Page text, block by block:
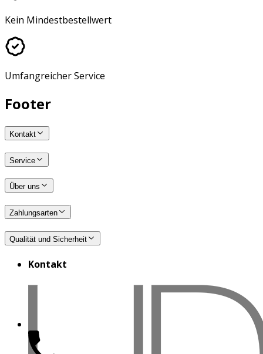
Kein Mindestbestellwert
Umfangreicher Service
Footer
Kontakt
Service
Über uns
Zahlungsarten
Qualität und Sicherheit
Kontakt